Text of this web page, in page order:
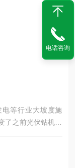
等行业大坡度施
之前光伏钻机的
开启了光伏钻孔的
电话咨询